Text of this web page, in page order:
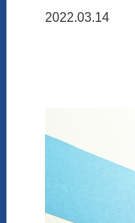
2022.03.14